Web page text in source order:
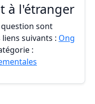
à l'étranger
sont
suivants : Ong
: